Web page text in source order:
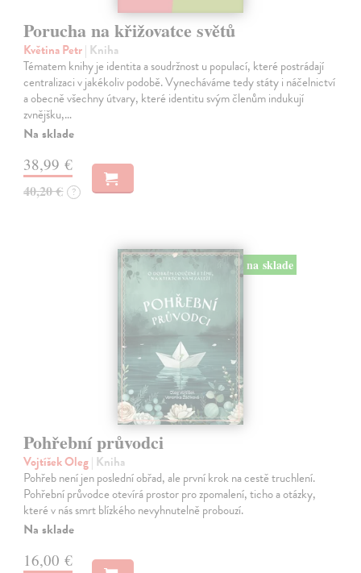
Porucha na křižovatce světů
Květina Petr| Kniha
Tématem knihy je identita a soudržnost u populací, které postrádají
centralizaci v jakékoliv podobě. Vynecháváme tedy státy i náčelnictví
a obecně všechny útvary, které identitu svým členům indukují
zvnějšku,…
Na sklade
38,99 €
40,20 € ?
na sklade
Pohřební průvodci
Vojtíšek Oleg| Kniha
Pohřeb není jen poslední obřad, ale první krok na cestě truchlení.
Pohřební průvodce otevírá prostor pro zpomalení, ticho a otázky,
které v nás smrt blízkého nevyhnutelně probouzí.
Na sklade
16,00 €